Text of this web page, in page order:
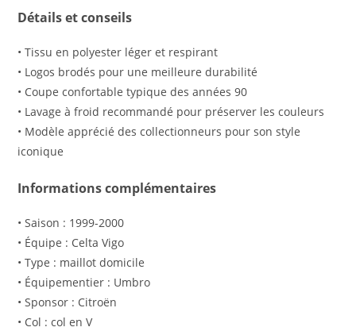
Détails et conseils
• Tissu en polyester léger et respirant
• Logos brodés pour une meilleure durabilité
• Coupe confortable typique des années 90
• Lavage à froid recommandé pour préserver les couleurs
• Modèle apprécié des collectionneurs pour son style
iconique
Informations complémentaires
• Saison : 1999-2000
• Équipe : Celta Vigo
• Type : maillot domicile
• Équipementier : Umbro
• Sponsor : Citroën
• Col : col en V